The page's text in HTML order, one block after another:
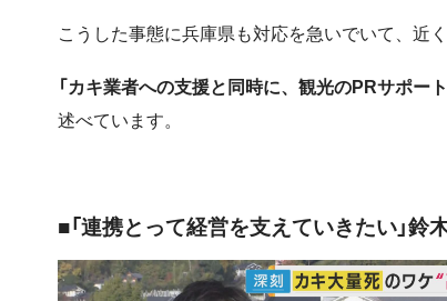
こうした事態に兵庫県も対応を急いでいて、近
「カキ業者への支援と同時に、観光のPRサポー
述べています。
■「連携とって経営を支えていきたい」